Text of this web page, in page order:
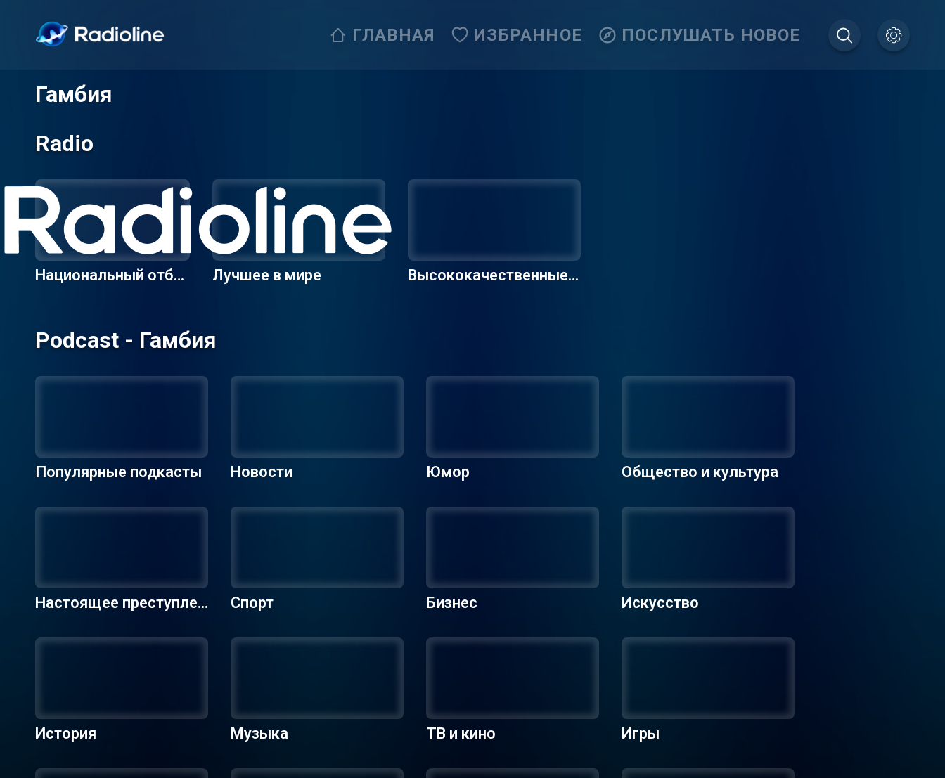
ГЛАВНАЯ ИЗБРАННОЕ ПОСЛУШАТЬ НОВОЕ
Гамбия
Radio
Национальный отбо
Лучшее в мире
Высококачественные р
Podcast - Гамбия
Популярные подкасты Новости Юмор Общество и культура
Настоящее преступлен
Спорт Бизнес Искусство
История Музыка ТВ и кино Игры